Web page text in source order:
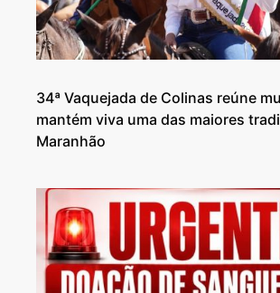
34ª Vaquejada de Colinas reúne
mantém viva uma das maiores
Maranhão